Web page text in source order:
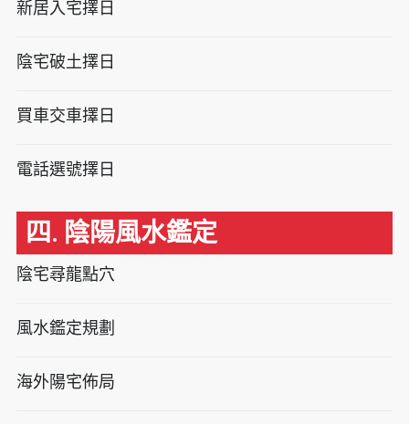
新居入宅擇日
陰宅破土擇日
買車交車擇日
電話選號擇日
四. 陰陽風水鑑定
陰宅尋龍點穴
風水鑑定規劃
海外陽宅佈局